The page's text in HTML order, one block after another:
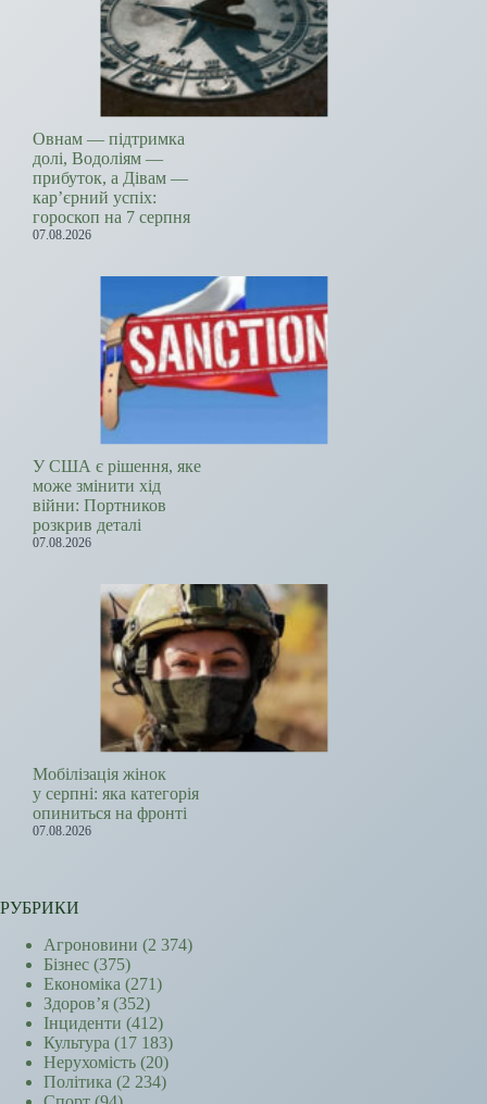
Овнам — підтримка
долі, Водоліям —
прибуток, а Дівам —
кар’єрний успіх:
гороскоп на 7 серпня
07.08.2026
У США є рішення, яке
може змінити хід
війни: Портников
розкрив деталі
07.08.2026
Мобілізація жінок
у серпні: яка категорія
опиниться на фронті
07.08.2026
РУБРИКИ
Агроновини (2 374)
Бізнес (375)
Економіка (271)
Здоров’я (352)
Інциденти (412)
Культура (17 183)
Нерухомість (20)
Політика (2 234)